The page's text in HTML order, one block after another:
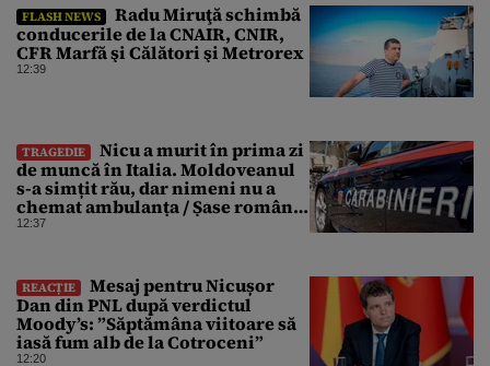
FLASH NEWS
Radu Miruţă schimbă
conducerile de la CNAIR, CNIR,
CFR Marfă şi Călători şi Metrorex
12:39
TRAGEDIE
Nicu a murit în prima zi
de muncă în Italia. Moldoveanul
s-a simțit rău, dar nimeni nu a
chemat ambulanța / Șase români,
anchetați
12:37
REACȚIE
Mesaj pentru Nicușor
Dan din PNL după verdictul
Moody’s: ”Săptămâna viitoare să
iasă fum alb de la Cotroceni”
12:20